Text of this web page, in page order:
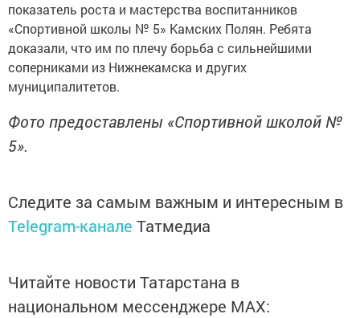
показатель роста и мастерства воспитанников
«Спортивной школы № 5» Камских Полян. Ребята
доказали, что им по плечу борьба с сильнейшими
соперниками из Нижнекамска и других
муниципалитетов.
Фото предоставлены «Спортивной школой №
5».
Следите за самым важным и интересным в
Telegram-канале Татмедиа
Читайте новости Татарстана в
национальном мессенджере MАХ: